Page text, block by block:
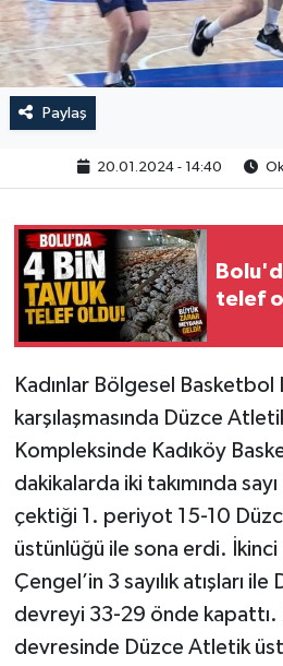
Paylaş
20.01.2024 - 14:40
telef
Kadınlar Bölgesel Basketbol
karşılaşmasında Düzce
Kompleksinde Kadıköy
dakikalarda iki takımında
çektiği 1. periyot 15-10
üstünlüğü ile sona erdi.
Çengel’in 3 sayılık atışları
devreyi 33-29 önde kapattı.
devresinde Düzce Atletik üst